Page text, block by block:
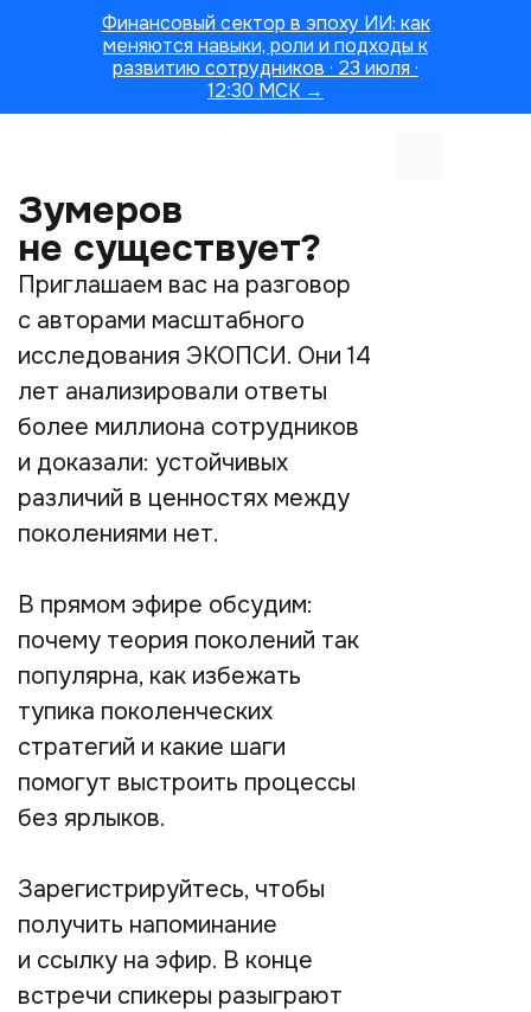
Финансовый сектор в эпоху ИИ: как
меняются навыки, роли и подходы к
развитию сотрудников · 23 июля ·
12:30 МСК →
Зумеров
не существует?
Приглашаем вас на разговор
с авторами масштабного
исследования ЭКОПСИ. Они 14
лет анализировали ответы
более миллиона сотрудников
и доказали: устойчивых
различий в ценностях между
поколениями нет.
В прямом эфире обсудим:
почему теория поколений так
популярна, как избежать
тупика поколенческих
стратегий и какие шаги
помогут выстроить процессы
без ярлыков.
Зарегистрируйтесь, чтобы
получить напоминание
и ссылку на эфир. В конце
встречи спикеры разыграют